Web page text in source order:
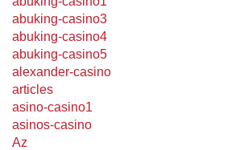
abuking-casino3
abuking-casino4
abuking-casino5
alexander-casino
articles
asino-casino1
asinos-casino
Az